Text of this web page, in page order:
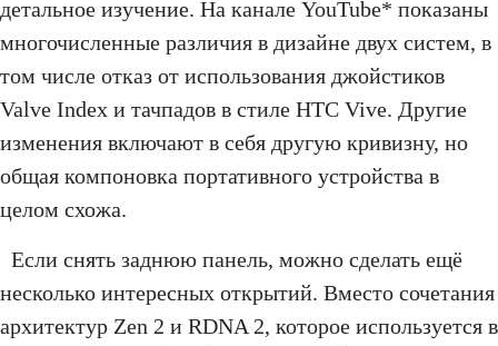
детальное изучение. На канале YouTube* показаны
многочисленные различия в дизайне двух систем, в
том числе отказ от использования джойстиков
Valve Index и тачпадов в стиле HTC Vive. Другие
изменения включают в себя другую кривизну, но
общая компоновка портативного устройства в
целом схожа.
Если снять заднюю панель, можно сделать ещё
несколько интересных открытий. Вместо сочетания
архитектур Zen 2 и RDNA 2, которое используется в